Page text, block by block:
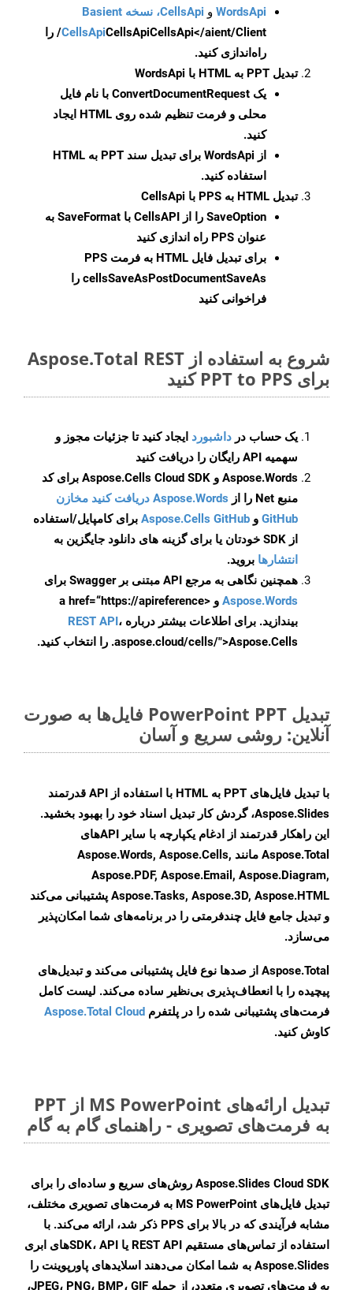
WordsApi و CellsApi، نسخه Basient
CellsApiCellsApi
CellsApi</aient/Client/ را
راه‌اندازی کنید.
تبدیل PPT به HTML با WordsApi
یک ConvertDocumentRequest با نام فایل
محلی و فرمت تنظیم شده روی HTML ایجاد
کنید.
از WordsApi برای تبدیل سند PPT به HTML
استفاده کنید.
تبدیل HTML به PPS با CellsApi
SaveOption
را از CellsAPI با SaveFormat به
عنوان PPS راه اندازی کنید
برای تبدیل فایل HTML به فرمت
PPS
cellsSaveAsPostDocumentSaveAs را
فراخوانی کنید
شروع به استفاده از Aspose.Total REST
برای PPT to PPS کنید
یک حساب در داشبورد ایجاد کنید تا جزئیات مجوز و
سهمیه API رایگان را دریافت کنید
Aspose.Words و Aspose.Cells Cloud SDK برای کد
منبع Net را از
Aspose.Words دریافت کنید مخازن
GitHub و Aspose.Cells GitHub برای کامپایل/استفاده
از SDK خودتان یا برای گزینه های دانلود جایگزین به
انتشارها بروید.
همچنین نگاهی به مرجع API مبتنی بر Swagger برای
Aspose.Words
و <a href=“https://apireference
بیندازید. برای اطلاعات بیشتر درباره REST API،
.aspose.cloud/cells/">Aspose.Cells را انتخاب کنید.
تبدیل PowerPoint PPT فایل‌ها به صورت
آنلاین: روشی سریع و آسان
با تبدیل فایل‌های PPT به HTML با استفاده از API قدرتمند
Aspose.Slides، گردش کار تبدیل اسناد خود را بهبود بخشید.
این راهکار قدرتمند از ادغام یکپارچه با سایر APIهای
Aspose.Total مانند Aspose.Words, Aspose.Cells,
Aspose.PDF, Aspose.Email, Aspose.Diagram,
Aspose.Tasks, Aspose.3D, Aspose.HTML پشتیبانی می‌کند
و تبدیل جامع فایل چندفرمتی را در برنامه‌های شما امکان‌پذیر
می‌سازد.
Aspose.Total از صدها نوع فایل پشتیبانی می‌کند و تبدیل‌های
پیچیده را با انعطاف‌پذیری بی‌نظیر ساده می‌کند. لیست کامل
فرمت‌های پشتیبانی شده را در پلتفرم Aspose.Total Cloud
کاوش کنید.
تبدیل ارائه‌های MS PowerPoint از PPT
به فرمت‌های تصویری - راهنمای گام به گام
Aspose.Slides Cloud SDK روش‌های سریع و ساده‌ای را برای
تبدیل فایل‌های MS PowerPoint به فرمت‌های تصویری مختلف،
مشابه فرآیندی که در بالا برای PPS ذکر شد، ارائه می‌کند. با
استفاده از تماس‌های مستقیم REST API یا SDK، APIهای ابری
Aspose.Slides به شما امکان می‌دهند اسلایدهای پاورپوینت را
به فرمت‌های تصویری متعدد، از جمله JPEG، PNG، BMP، GIF،